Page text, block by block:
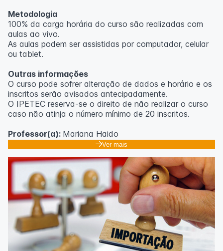
Metodologia
100% da carga horária do curso são realizadas com
aulas ao vivo.
As aulas podem ser assistidas por computador, celular
ou tablet.
Outras informações
O curso pode sofrer alteração de dados e horário e os
inscritos serão avisados ​​antecipadamente.
O IPETEC reserva-se o direito de não realizar o curso
caso não atinja o número mínimo de 20 inscritos.
Professor(a): Mariana Haido
Ver mais